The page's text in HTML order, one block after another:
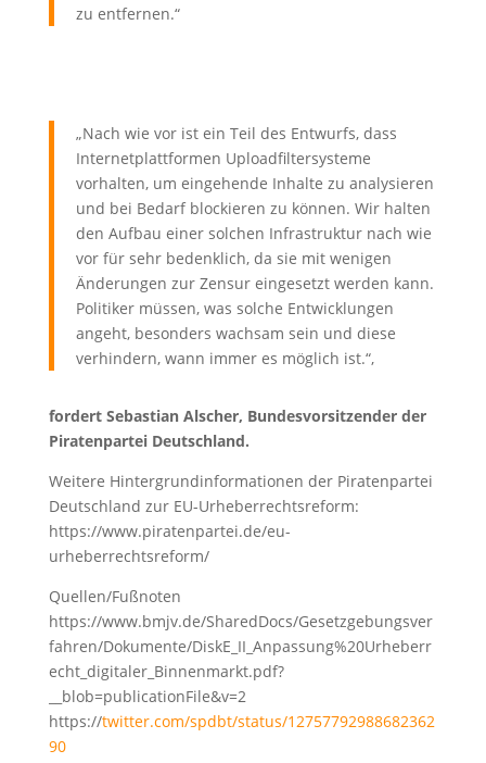
zu entfernen.“
„Nach wie vor ist ein Teil des Entwurfs, dass
Internetplattformen Uploadfiltersysteme
vorhalten, um eingehende Inhalte zu analysieren
und bei Bedarf blockieren zu können. Wir halten
den Aufbau einer solchen Infrastruktur nach wie
vor für sehr bedenklich, da sie mit wenigen
Änderungen zur Zensur eingesetzt werden kann.
Politiker müssen, was solche Entwicklungen
angeht, besonders wachsam sein und diese
verhindern, wann immer es möglich ist.“,
fordert Sebastian Alscher, Bundesvorsitzender der
Piratenpartei Deutschland.
Weitere Hintergrundinformationen der Piratenpartei
Deutschland zur EU-Urheberrechtsreform:
https://www.piratenpartei.de/eu-
urheberrechtsreform/
Quellen/Fußnoten
https://www.bmjv.de/SharedDocs/Gesetzgebungsver
fahren/Dokumente/DiskE_II_Anpassung%20Urheberr
echt_digitaler_Binnenmarkt.pdf?
__blob=publicationFile&v=2
https://twitter.com/spdbt/status/12757792988682362
90